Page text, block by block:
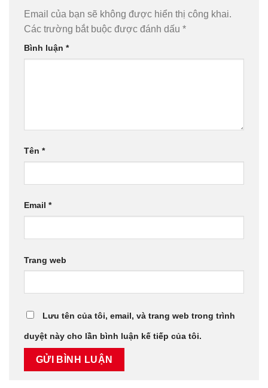
Email của bạn sẽ không được hiển thị công khai.
Các trường bắt buộc được đánh dấu *
Bình luận *
Tên *
Email *
Trang web
Lưu tên của tôi, email, và trang web trong trình
duyệt này cho lần bình luận kế tiếp của tôi.